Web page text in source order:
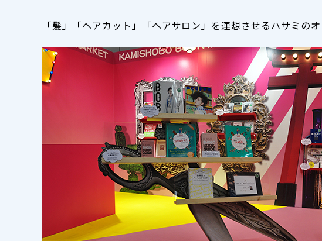
「髪」「ヘアカット」「ヘアサロン」を連想させるハサミの